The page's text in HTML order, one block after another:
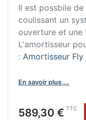
Il est possbile
coulissant un
ouverture et une
L'amortisseur
: Amortisseur Fly
En savoir plus ...
Prix
589,30 € TTC